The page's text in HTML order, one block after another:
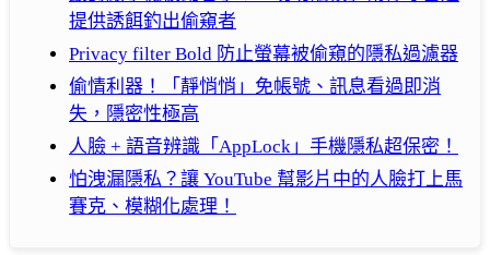
提供誘餌釣出偷窺者
Privacy filter Bold 防止螢幕被偷窺的隱私過濾器
偷情利器！「靜悄悄」免帳號、訊息看過即消
失，隱密性極高
人臉 + 語音辨識「AppLock」手機隱私超保密！
怕洩漏隱私？讓 YouTube 幫影片中的人臉打上馬
賽克、模糊化處理！